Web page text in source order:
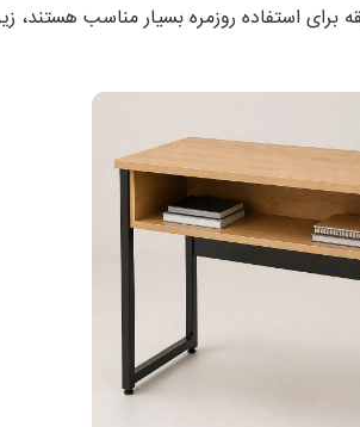
برای استفاده روزمره بسیار مناسب